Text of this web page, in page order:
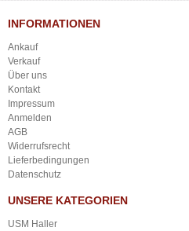
INFORMATIONEN
Ankauf
Verkauf
Über uns
Kontakt
Impressum
Anmelden
AGB
Widerrufsrecht
Lieferbedingungen
Datenschutz
UNSERE KATEGORIEN
USM Haller